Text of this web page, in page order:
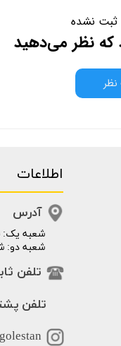
ثبت نشده
که نظر می‌دهید
​​شعبه یک:
شعبه دو:
اطلاعات
آدرس
تلفن
تلفن